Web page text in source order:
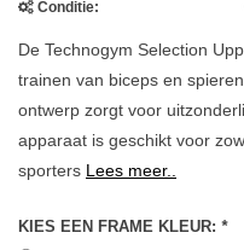
Conditie:
De Technogym Selection
trainen van biceps en
ontwerp zorgt voor
apparaat is geschikt voor
sporters Lees meer..
KIES EEN FRAME KLEUR: *